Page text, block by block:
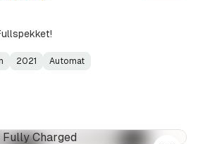
2021
Automat